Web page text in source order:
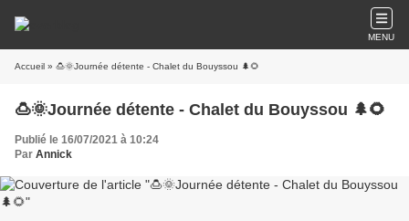
MENU
Accueil » 🍮🌞Journée détente - Chalet du Bouyssou 🌲🌻
🍮🌞Journée détente - Chalet du Bouyssou 🌲🌻
Publié le 16/07/2021 à 10:24
Par Annick